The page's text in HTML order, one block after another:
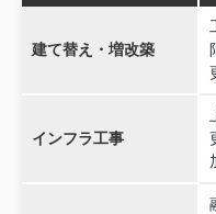
建て替え・増改築
インフラ工事